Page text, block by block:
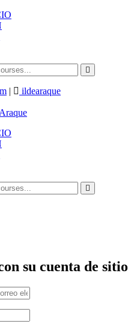
|
ildearaque
su cuenta de sitio